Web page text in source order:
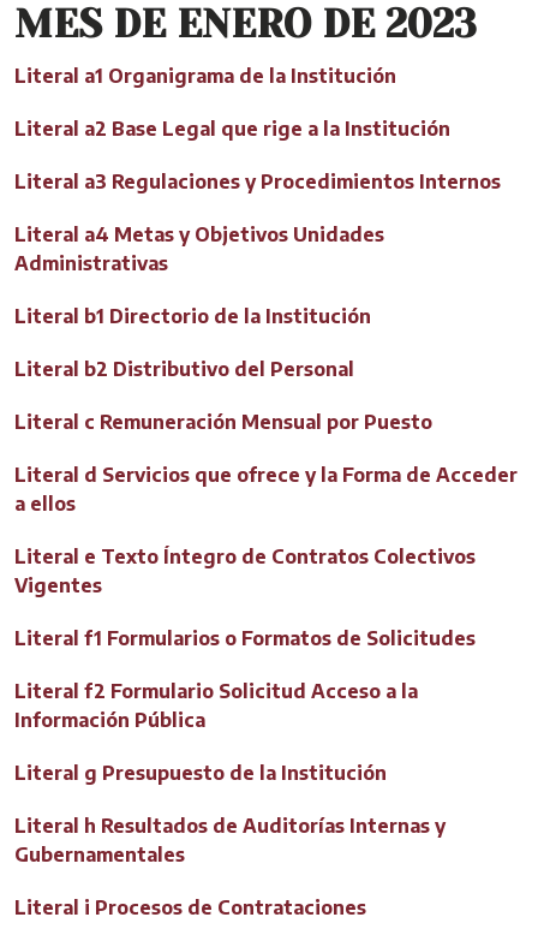
MES DE ENERO DE 2023
Literal a1 Organigrama de la Institución
Literal a2 Base Legal que rige a la Institución
Literal a3 Regulaciones y Procedimientos Internos
Literal a4 Metas y Objetivos Unidades
Administrativas
Literal b1 Directorio de la Institución
Literal b2 Distributivo del Personal
Literal c Remuneración Mensual por Puesto
Literal d Servicios que ofrece y la Forma de Acceder
a ellos
Literal e Texto Íntegro de Contratos Colectivos
Vigentes
Literal f1 Formularios o Formatos de Solicitudes
Literal f2 Formulario Solicitud Acceso a la
Información Pública
Literal g Presupuesto de la Institución
Literal h Resultados de Auditorías Internas y
Gubernamentales
Literal i Procesos de Contrataciones